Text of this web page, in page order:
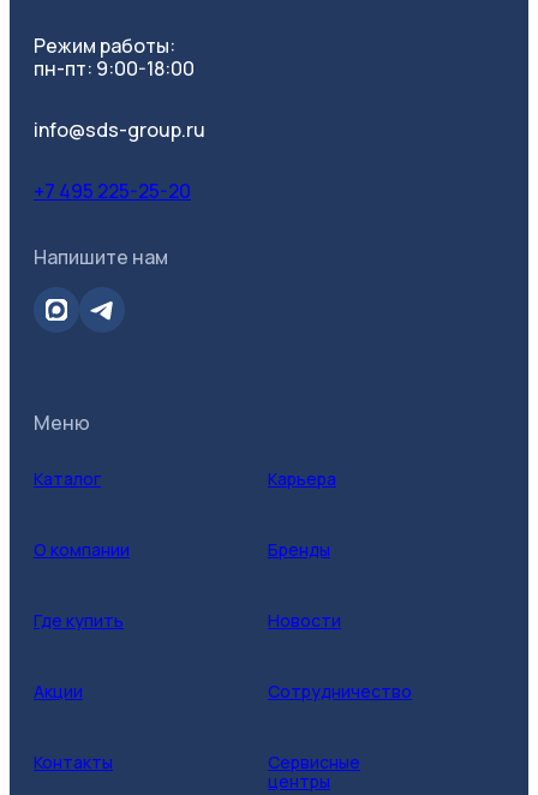
Режим работы:
пн-пт: 9:00-18:00
info@sds-group.ru
+7 495 225-25-20
Напишите нам
Меню
Каталог Карьера
О компании Бренды
Где купить Новости
Акции Сотрудничество
Контакты
Сервисные
центры